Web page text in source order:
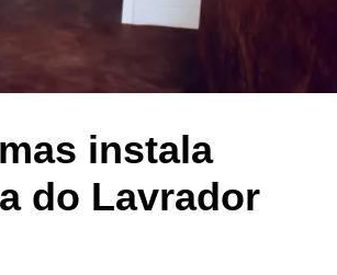
instala
do Lavrador